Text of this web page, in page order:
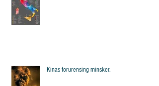
Kinas forurensing minsker.